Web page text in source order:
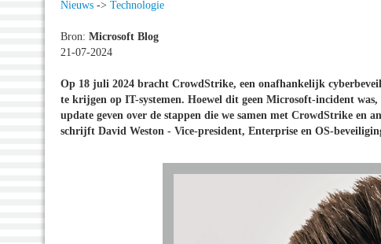
Nieuws -> Technologie
Bron: Microsoft Blog
21-07-2024
Op 18 juli 2024 bracht CrowdStrike, een onafhankelijk
te krijgen op IT-systemen. Hoewel dit geen Microsoft-incident
update geven over de stappen die we samen met CrowdStrike en
schrijft David Weston - Vice-president, Enterprise en OS-